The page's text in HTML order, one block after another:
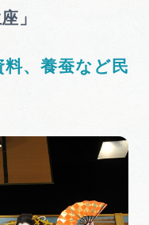
」
料、養蚕など民